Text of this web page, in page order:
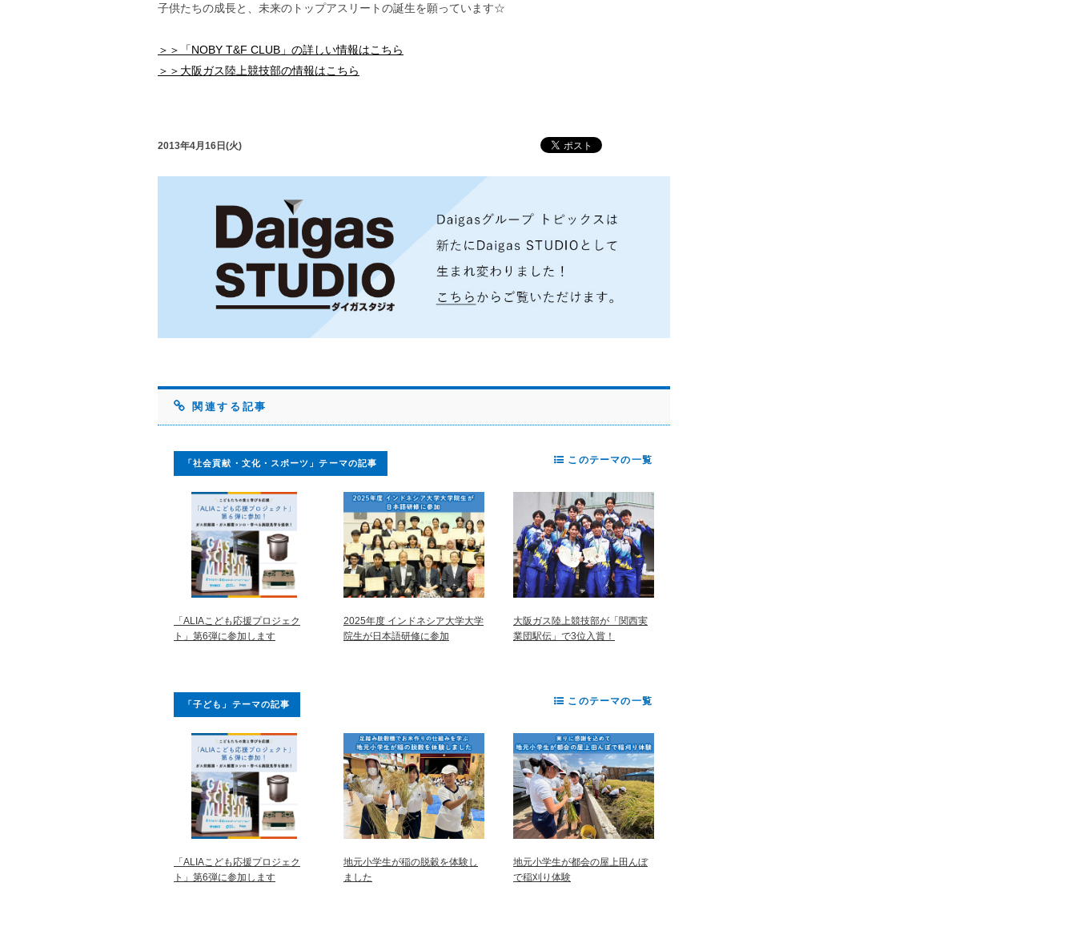
子供たちの成長と、未来のトップアスリートの誕生を願っています☆
＞＞「NOBY T&F CLUB」の詳しい情報はこちら
＞＞大阪ガス陸上競技部の情報はこちら
2013年4月16日(火)
関連する記事
「社会貢献・文化・スポーツ」テーマの記事
「ALIAこども応援プロジェク
ト」第6弾に参加します
2025年度 インドネシア大学大学
院生が日本語研修に参加
大阪ガス陸上競技部が「関西実
業団駅伝」で3位入賞！
このテーマの一覧
「子ども」テーマの記事
「ALIAこども応援プロジェク
ト」第6弾に参加します
地元小学生が稲の脱穀を体験し
ました
地元小学生が都会の屋上田んぼ
で稲刈り体験
このテーマの一覧